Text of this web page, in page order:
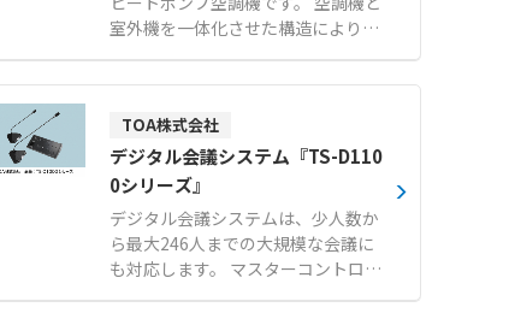
ざまなICカードに対応します。 メー
カーによる開発支援やサポート体制
が整っており、購入後も安心して導
入いただけます。 【特徴】 ●USB
およびBluetooth接続の両対応によ
る高い利便性 ●マイナンバーカード
や各種ICカードに対応する優れた汎
用性 ●専業メーカーによる充実した
開発支援とサポート体制 【用途・事
例】 ●介護情報基盤導入におけるマ
イナンバーカード認証処理 ●医療機
室外機を一体化させた構造により、
限られたスペースでも効率的に設置
が行えます。 新鮮な外気を常時取り
り、屋内の空気環境を快適に維持し
ます。 オプションのドライモジュー
ルを追加することで、夏期の除湿再
熱機能だけでなく、冬期のデフロス
ト時における冷風送風を緩和いたし
ます。 さらに水気化式加湿器の搭載
も可能であり、乾燥しがちな冬期の
室内にも潤いのある空気を提供しま
TOA株式会社
デジタル会議システム『TS-D110
0シリーズ』
デジタル会議システムは、少人数か
ら最大246人までの大規模な会議に
も対応します。 マスターコントロー
ルユニットに会議ユニット（議長ユ